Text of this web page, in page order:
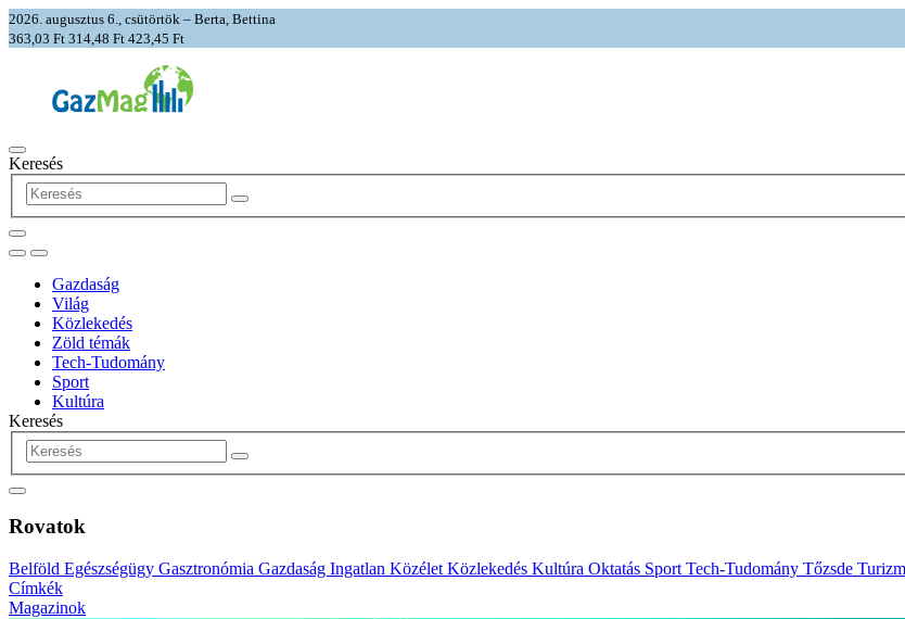
2026. augusztus 6., csütörtök – Berta, Bettina
363,03 Ft 314,48 Ft 423,45 Ft
Keresés
Gazdaság
Világ
Közlekedés
Zöld témák
Tech-Tudomány
Sport
Kultúra
Keresés
Rovatok
Belföld Egészségügy Gasztronómia Gazdaság Ingatlan Közélet Közlekedés Kultúra Oktatás Sport Tech-Tudomány Tőzsde
Címkék
Magazinok